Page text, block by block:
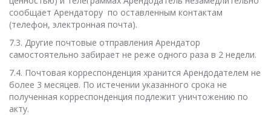
сообщает Арендатору по оставленным контактам
(телефон, электронная почта).
7.3. Другие почтовые отправления Арендатор
самостоятельно забирает не реже одного раза в 2 недели.
7.4. Почтовая корреспонденция хранится Арендодателем не
более 3 месяцев. По истечении указанного срока не
полученная корреспонденция подлежит уничтожению по
акту.